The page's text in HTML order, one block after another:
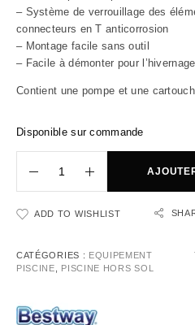
– Système de verrouillage des
connecteurs en T anticorrosion
– Montage facile sans outil
– Facile à démonter pour l’hivernage
Contient une pompe et une
Disponible sur commande
ADD TO WISHLIST
CATÉGORIES : EQUIPEMENT
PISCINE
PISCINE HORS SOL